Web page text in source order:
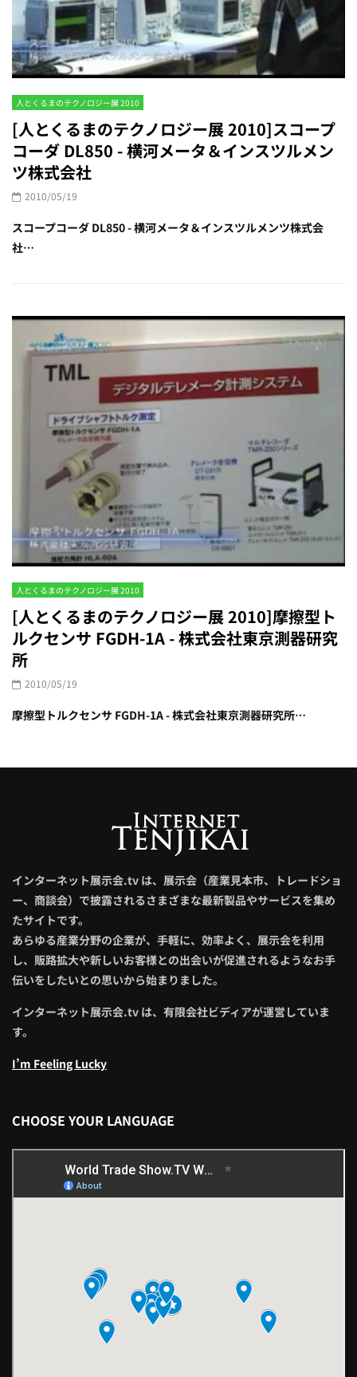
人とくるまのテクノロジー展 2010
[人とくるまのテクノロジー展 2010]スコープ
コーダ DL850 - 横河メータ＆インスツルメン
ツ株式会社
2010/05/19
スコープコーダ DL850 - 横河メータ＆インスツルメンツ株式会
社…
人とくるまのテクノロジー展 2010
[人とくるまのテクノロジー展 2010]摩擦型ト
ルクセンサ FGDH-1A - 株式会社東京測器研究
所
2010/05/19
摩擦型トルクセンサ FGDH-1A - 株式会社東京測器研究所…
インターネット展示会.tv は、展示会（産業見本市、トレードショ
ー、商談会）で披露されるさまざまな最新製品やサービスを集め
たサイトです。
あらゆる産業分野の企業が、手軽に、効率よく、展示会を利用
し、販路拡大や新しいお客様との出会いが促進されるようなお手
伝いをしたいとの思いから始まりました。
インターネット展示会.tv は、有限会社ビディアが運営していま
す。
I’m Feeling Lucky
CHOOSE YOUR LANGUAGE